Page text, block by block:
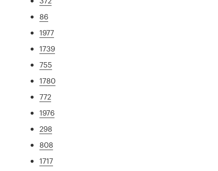
86
1977
1739
755
1780
772
1976
298
808
1717